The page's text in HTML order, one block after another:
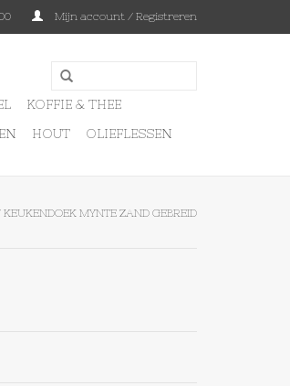
Mijn account / Registreren
KOFFIE & THEE
HOUT OLIEFLESSEN
KEUKENDOEK MYNTE ZAND GEBREID